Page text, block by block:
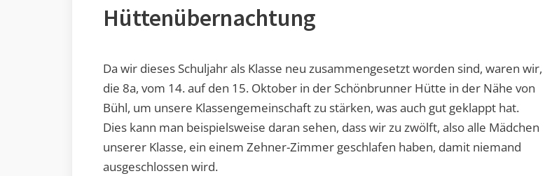
Hüttenübernachtung
Da wir dieses Schuljahr als Klasse neu zusammengesetzt worden sind, waren wir,
die 8a, vom 14. auf den 15. Oktober in der Schönbrunner Hütte in der Nähe von
Bühl, um unsere Klassengemeinschaft zu stärken, was auch gut geklappt hat.
Dies kann man beispielsweise daran sehen, dass wir zu zwölft, also alle Mädchen
unserer Klasse, ein einem Zehner-Zimmer geschlafen haben, damit niemand
ausgeschlossen wird.